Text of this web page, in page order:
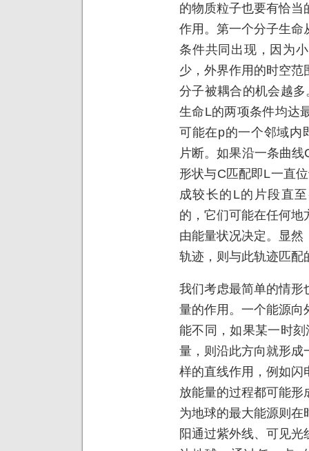
的物质粒子也要有恰
作用。第一个分子生命
条件共同出现，因为
少，外界作用的时空
分子被耦合的机会越
生命L的两项条件均达
可能在p的一个邻域内
片断。如果沿一条曲
形状与C匹配即L一直
成较长的L的片段直
的，它们可能在任何
由能量状况决定。显
轨迹，则与此轨迹匹配
我们考虑最简单的情形
量的作用。一个能源向
能不同，如果某一时
量，则沿此方向就形成
样的直线作用，例如闪
放能量的过程都可能
为地球的最大能源则
阳通过紫外线、可见